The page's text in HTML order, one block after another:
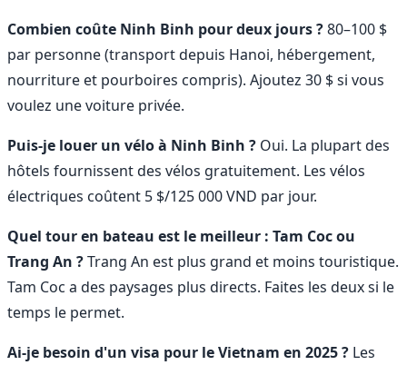
Combien coûte Ninh Binh pour deux jours ?80–100 $
par personne (transport depuis Hanoi, hébergement,
nourriture et pourboires compris). Ajoutez 30 $ si vous
voulez une voiture privée.
Puis-je louer un vélo à Ninh Binh ? Oui. La plupart des
hôtels fournissent des vélos gratuitement. Les vélos
électriques coûtent 5 $/125 000 VND par jour.
Quel tour en bateau est le meilleur : Tam Coc ou
Trang An ?Trang An est plus grand et moins touristique.
Tam Coc a des paysages plus directs. Faites les deux si le
temps le permet.
Ai-je besoin d'un visa pour le Vietnam en 2025 ? Les